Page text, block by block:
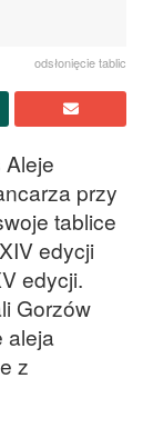
odsłonięcie tablic
przy
tablice
edycji
edycji.
Gorzów
aleja
z